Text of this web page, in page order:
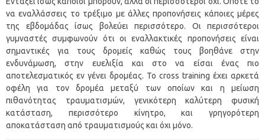
να εναλλάσσεις το τρέξιμο με άλλες προπονήσεις κάποιες μέρες
της εβδομάδας ίσως βολεύει περισσότερο. Οι περισσότεροι
γυμναστές συμφωνούν ότι οι εναλλακτικές προπονήσεις είναι
σημαντικές για τους δρομείς καθώς τους βοηθάνε στην
ενδυνάμωση, στην ευελιξία και στο να είσαι ένας πιο
αποτελεσματικός εν γένει δρομέας. Το cross training έχει αρκετά
οφέλη για τον δρομέα μεταξύ των οποίων και η μείωση
πιθανότητας τραυματισμών, γενικότερη καλύτερη φυσική
κατάσταση, περισσότερο κίνητρο, και γρηγορότερη
αποκατάσταση από τραυματισμούς και όχι μόνο.